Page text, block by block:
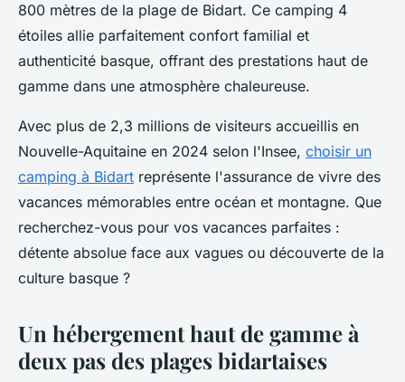
800 mètres de la plage de Bidart. Ce camping 4
étoiles allie parfaitement confort familial et
authenticité basque, offrant des prestations haut de
gamme dans une atmosphère chaleureuse.
Avec plus de 2,3 millions de visiteurs accueillis en
Nouvelle-Aquitaine en 2024 selon l'Insee, choisir un
camping à Bidart représente l'assurance de vivre des
vacances mémorables entre océan et montagne. Que
recherchez-vous pour vos vacances parfaites :
détente absolue face aux vagues ou découverte de la
culture basque ?
Un hébergement haut de gamme à
deux pas des plages bidartaises